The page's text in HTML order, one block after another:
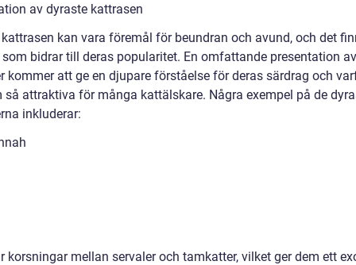
av dyraste kattrasen
kan vara föremål för beundran och avund, och det
bidrar till deras popularitet. En omfattande presentation
kommer att ge en djupare förståelse för deras särdrag och
så attraktiva för många kattälskare. Några exempel på de
inkluderar:
korsningar mellan servaler och tamkatter, vilket ger dem ett